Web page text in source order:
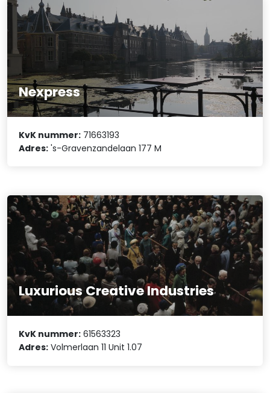
Nexpress
KvK nummer: 71663193
Adres: 's-Gravenzandelaan 177 M
Luxurious Creative Industries
KvK nummer: 61563323
Adres: Volmerlaan 11 Unit 1.07